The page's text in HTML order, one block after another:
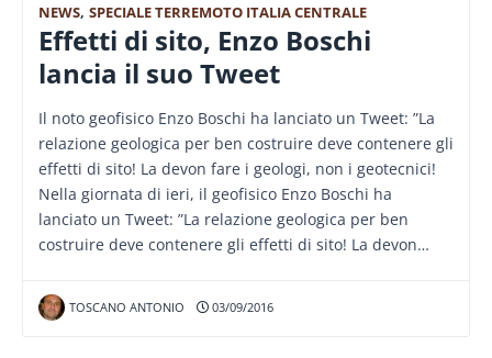
NEWS, SPECIALE TERREMOTO ITALIA CENTRALE
Effetti di sito, Enzo Boschi
lancia il suo Tweet
Il noto geofisico Enzo Boschi ha lanciato un Tweet: ”La
relazione geologica per ben costruire deve contenere gli
effetti di sito! La devon fare i geologi, non i geotecnici!
Nella giornata di ieri, il geofisico Enzo Boschi ha
lanciato un Tweet: ”La relazione geologica per ben
costruire deve contenere gli effetti di sito! La devon…
TOSCANO ANTONIO 03/09/2016